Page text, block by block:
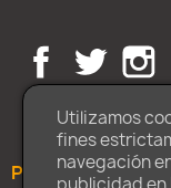
Facebook
Twitter
PRODUCTOS
Utilizamos
fines
navegación